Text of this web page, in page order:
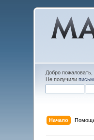
Добро пожаловать,
Не получили
Начало